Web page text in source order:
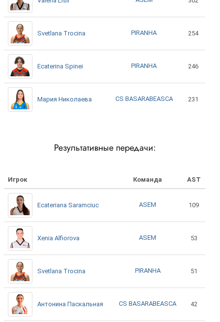
Svetlana Trocina PIRANHA 254
Ecaterina Spinei PIRANHA 246
Мария Николаева CS BASARABEASCA 231
Результативные передачи:
Игрок Команда AST
Ecateriana Saramciuc ASEM 109
Xenia Alfiorova ASEM 53
Svetlana Trocina PIRANHA 51
Антонина Паскальная CS BASARABEASCA 42